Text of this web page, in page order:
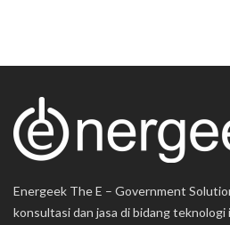
Energeek The E – Government
konsultasi dan jasa di bidang